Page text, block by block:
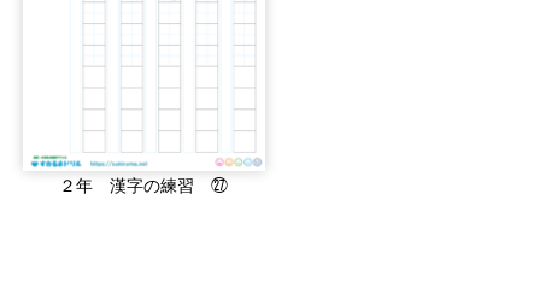
２年 漢字の練習 ㉗